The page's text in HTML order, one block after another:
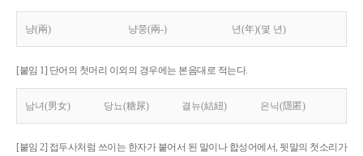
냥(兩) 냥쭝(兩-) 년(年)(몇 년)
[붙임 1] 단어의 첫머리 이외의 경우에는 본음대로 적는다.
남녀(男女) 당뇨(糖尿) 결뉴(結紐) 은닉(隱匿)
[붙임 2] 접두사처럼 쓰이는 한자가 붙어서 된 말이나 합성어에서, 뒷말의 첫소리가